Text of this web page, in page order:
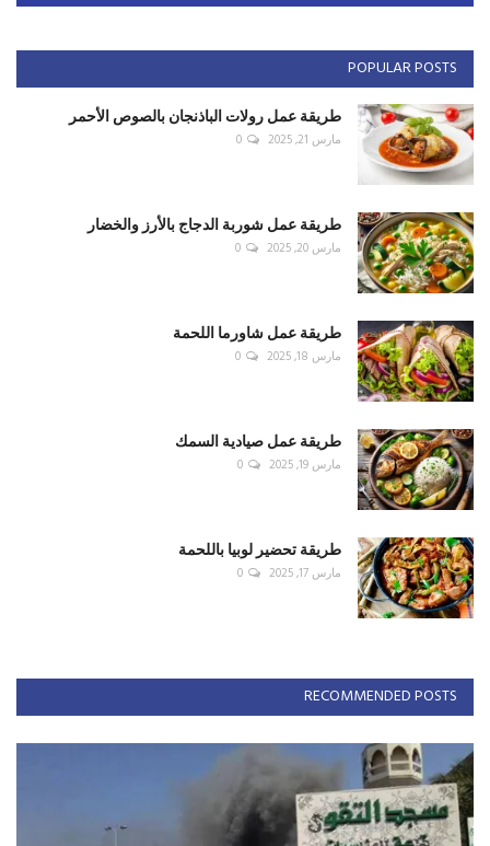
POPULAR POSTS
طريقة عمل رولات الباذنجان بالصوص الأحمر
مارس 21, 2025 0
طريقة عمل شوربة الدجاج بالأرز والخضار
مارس 20, 2025 0
طريقة عمل شاورما اللحمة
مارس 18, 2025 0
طريقة عمل صيادية السمك
مارس 19, 2025 0
طريقة تحضير لوبيا باللحمة
مارس 17, 2025 0
RECOMMENDED POSTS